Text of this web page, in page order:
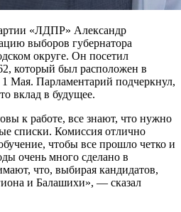
«ЛДПР» Александр
выборов губернатора
округе. Он посетил
который был расположен в
Мая. Парламентарий подчеркнул,
вклад в будущее.
к работе, все знают, что нужно
списки. Комиссия отлично
чтобы все прошло четко и
очень много сделано в
что, выбирая кандидатов,
и Балашихи», — сказал